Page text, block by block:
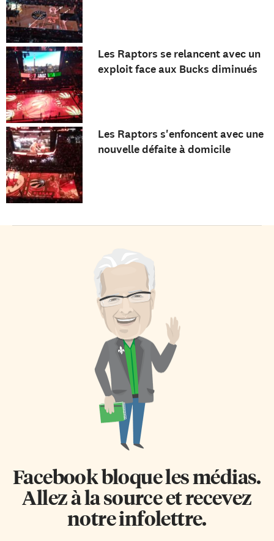
Les Raptors se relancent avec un
exploit face aux Bucks diminués
Les Raptors s'enfoncent avec une
nouvelle défaite à domicile
Facebook bloque les médias.
Allez à la source et recevez
notre infolettre.